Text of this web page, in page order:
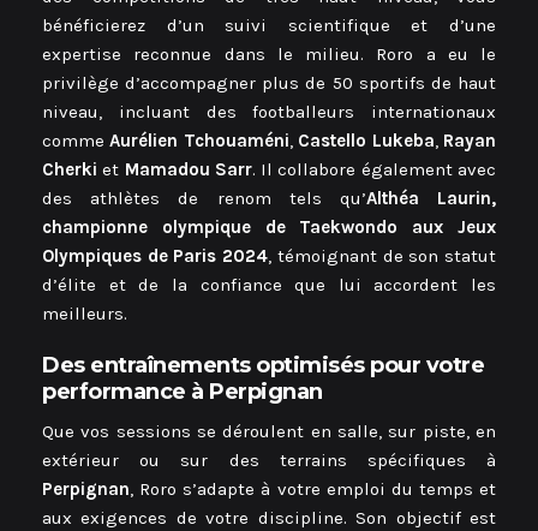
bénéficierez d’un suivi scientifique et d’une
expertise reconnue dans le milieu. Roro a eu le
privilège d’accompagner plus de 50 sportifs de haut
niveau, incluant des footballeurs internationaux
commeAurélien Tchouaméni, Castello Lukeba, Rayan
Cherki et Mamadou Sarr. Il collabore également avec
des athlètes de renom tels qu’Althéa Laurin,
championne olympique de Taekwondo aux Jeux
Olympiques de Paris 2024, témoignant de son statut
d’élite et de la confiance que lui accordent les
meilleurs.
Des entraînements optimisés pour votre
performance à Perpignan
Que vos sessions se déroulent en salle, sur piste, en
extérieur ou sur des terrains spécifiques à
Perpignan, Roro s’adapte à votre emploi du temps et
aux exigences de votre discipline. Son objectif est